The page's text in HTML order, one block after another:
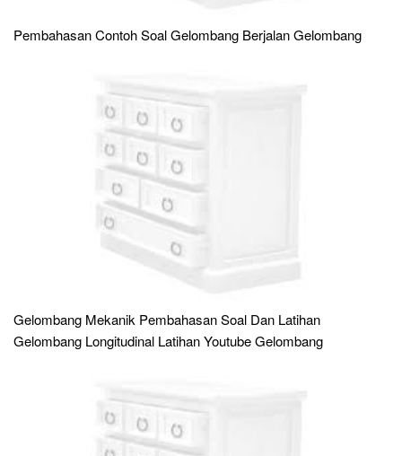
Pembahasan Contoh Soal Gelombang Berjalan Gelombang
Gelombang Mekanik Pembahasan Soal Dan Latihan
Gelombang Longitudinal Latihan Youtube Gelombang